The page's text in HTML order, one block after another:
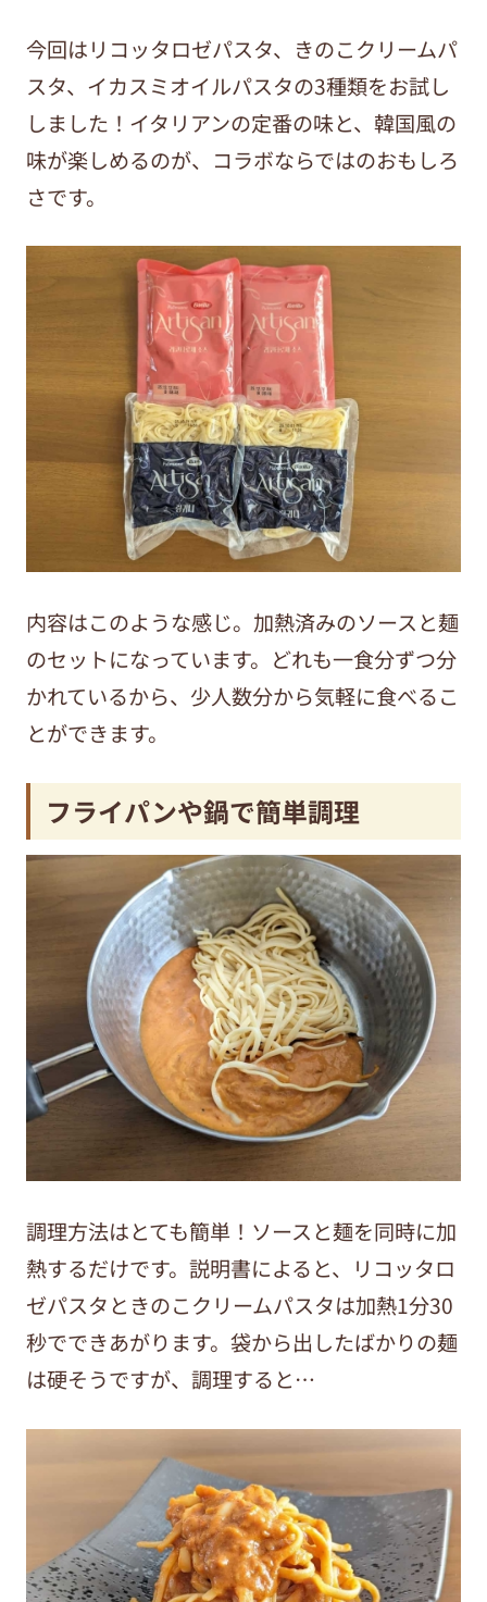
今回はリコッタロゼパスタ、きのこクリームパ
スタ、イカスミオイルパスタの3種類をお試し
しました！イタリアンの定番の味と、韓国風の
味が楽しめるのが、コラボならではのおもしろ
さです。
内容はこのような感じ。加熱済みのソースと麺
のセットになっています。どれも一食分ずつ分
かれているから、少人数分から気軽に食べるこ
とができます。
フライパンや鍋で簡単調理
調理方法はとても簡単！ソースと麺を同時に加
熱するだけです。説明書によると、リコッタロ
ゼパスタときのこクリームパスタは加熱1分30
秒でできあがります。袋から出したばかりの麺
は硬そうですが、調理すると…